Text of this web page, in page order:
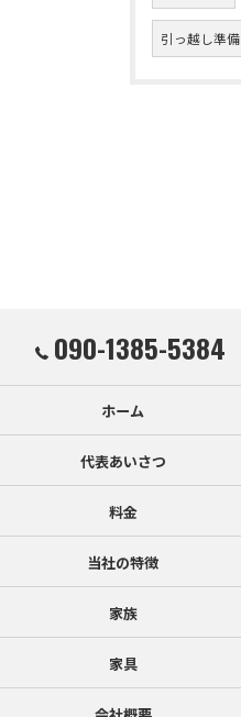
引っ越し準備
090-1385-5384
ホーム
代表あいさつ
料金
当社の特徴
家族
家具